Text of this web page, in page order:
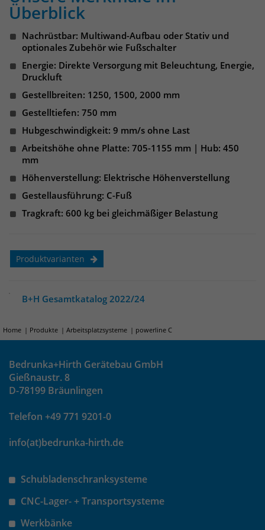
Überblick
Nachrüstbar: Multiwand-Aufbau oder Stativ und
optionales Zubehör wie Fußschalter
Energie: Direkte Versorgung mit Beleuchtung, Energie,
Druckluft
Gestellbreiten: 1250, 1500, 2000 mm
Gestelltiefen: 750 mm
Hubgeschwindigkeit: 9 mm/s ohne Last
Arbeitshöhe ohne Platte: 705-1155 mm | Hub: 450
mm
Höhenverstellung: Elektrische Höhenverstellung
Gestellausführung: C-Fuß
Tragkraft: 600 kg bei gleichmäßiger Belastung
Produktvarianten
B+H Gesamtkatalog 2022/24
Home Produkte Arbeitsplatzsysteme powerline C
Bedrunka+Hirth Gerätebau GmbH
Gießnaustr. 8
D-78199 Bräunlingen
Telefon +49 771 9201-0
info(at)bedrunka-hirth.de
Schubladenschranksysteme
CNC-Lager- + Transportsysteme
Werkbänke
auf unserem Server gespeichert und
unzugänglich.
Name
Anbieter
Laufzeit 6 Monate
instralliert. Das Cookie wird verwendet,
um Besucher-, Sitzungs- und
Kampagnendaten zu berechnen und
die Nutzung der Website für den
Informationen anonym und weisen
eine randoly generierte Nummer zu,
auf unserem Server gespeichert und
unzugänglich.
Name _pk_ses
Anbieter Matomo
Laufzeit 30 Minuten
Das Cookie wird genutzt um temporär
Name _pk_cvar